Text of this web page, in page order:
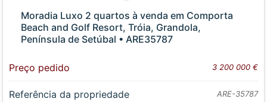
Moradia Luxo 2 quartos à venda em Comporta
Beach and Golf Resort, Tróia, Grandola,
Península de Setúbal • ARE35787
Preço pedido 3 200 000 €
Referência da propriedade ARE-35787